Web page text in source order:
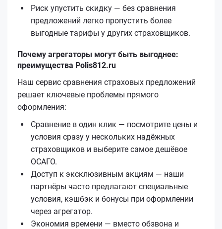
Риск упустить скидку — без сравнения
предложений легко пропустить более
выгодные тарифы у других страховщиков.
Почему агрегаторы могут быть выгоднее:
преимущества Polis812.ru
Наш сервис сравнения страховых предложений
решает ключевые проблемы прямого
оформления:
Сравнение в один клик — посмотрите цены и
условия сразу у нескольких надёжных
страховщиков и выберите самое дешёвое
ОСАГО.
Доступ к эксклюзивным акциям — наши
партнёры часто предлагают специальные
условия, кэшбэк и бонусы при оформлении
через агрегатор.
Экономия времени — вместо обзвона и